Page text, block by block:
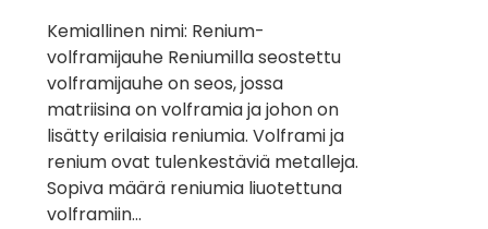
Kemiallinen nimi: Renium-
volframijauhe Reniumilla seostettu
volframijauhe on seos, jossa
matriisina on volframia ja johon on
lisätty erilaisia ​​reniumia. Volframi ja
renium ovat tulenkestäviä metalleja.
Sopiva määrä reniumia liuotettuna
volframiin...